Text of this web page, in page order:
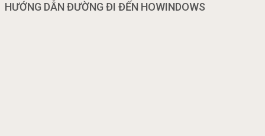
HƯỚNG DẪN ĐƯỜNG ĐI ĐẾN HOWINDOWS